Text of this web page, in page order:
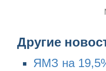
Другие
ЯМЗ на